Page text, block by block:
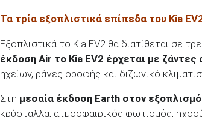
Τα τρία εξοπλιστικά επίπεδα του Kia EV
Εξοπλιστικά το Kia EV2 θα διατίθεται σε
έκδοση Air το Kia EV2 έρχεται με ζάντες
ηχείων, ράγες οροφής και διζωνικό
Στη μεσαία έκδοση Earth στον
κρύσταλλα, ατμοσφαιρικός φωτισμός,